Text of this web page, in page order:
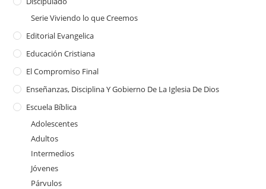
Serie Viviendo lo que Creemos
Editorial Evangelica
Educación Cristiana
El Compromiso Final
Enseñanzas, Disciplina Y Gobierno De La Iglesia De Dios
Escuela Bíblica
Adolescentes
Adultos
Intermedios
Jóvenes
Párvulos